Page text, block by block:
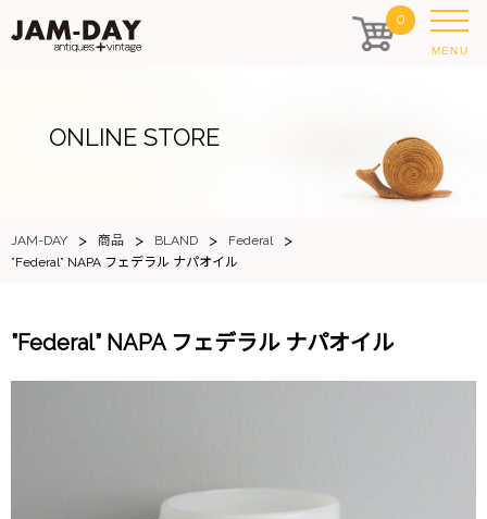
0
MENU
ONLINE STORE
JAM-DAY > 商品 > BLAND > Federal >
”Federal” NAPA フェデラル ナパオイル
”Federal” NAPA フェデラル ナパオイル